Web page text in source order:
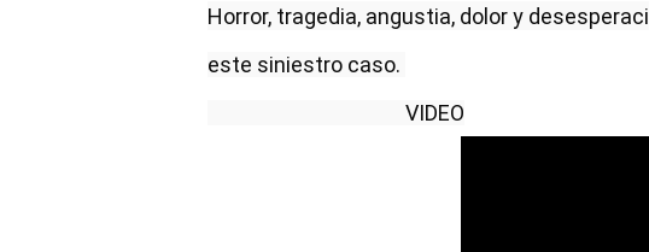
Horror, tragedia, angustia, dolor y desesperaci
este siniestro caso.
                                         VIDEO